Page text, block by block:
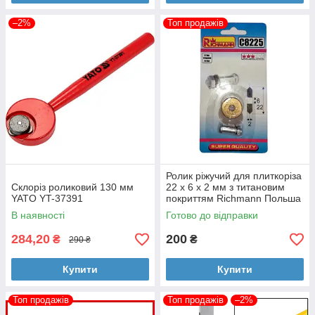
«KIEVTOOLS» – інструмент від
професіоналів
Ми на 100% впевнені в якості і надійності
запропонованих інструментів,
тому на весь товар діє офіційна гарантія.
Привабливі ціни
За рахунок скорочення деяких витрат нам
вдалося знизити ціни на інструмент для
плитки і скла.
Тепер наші ціни нижче ринкових.
Торг!
–2%
Склоріз роликовий 130 мм
YATO YT-37391
В наявності
284,20 ₴ 290 ₴
Купити
Топ продажів
Ролик ріжучий для плиткоріза
22 х 6 х 2 мм з титановим
покриттям Richmann Польша
Готово до відправки
200 ₴
Купити
Топ продажів Топ продажів –2%